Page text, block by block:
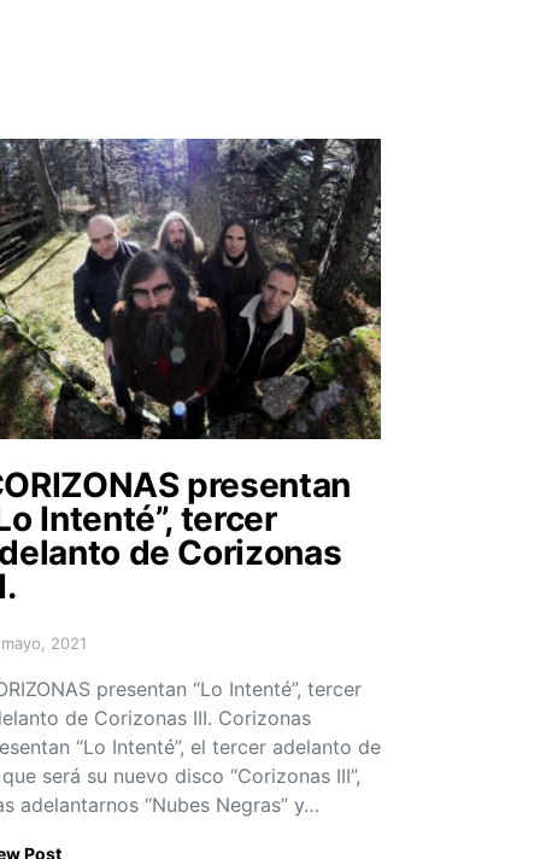
presentan
Intenté”, tercer
de Corizonas
on2021
presentan “Lo Intenté”, tercer
de Corizonas III. Corizonas
“Lo Intenté”, el tercer adelanto de
será su nuevo disco “Corizonas III”,
adelantarnos “Nubes Negras” y…
Post